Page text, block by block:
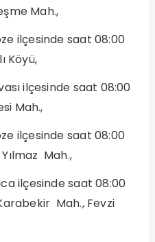
Mah.,
ilçesinde saat 08:00
Köyü,
ilçesinde saat 08:00
Mah.,
ilçesinde saat 08:00
Mah.,
ilçesinde saat 08:00
Mah., Fevzi